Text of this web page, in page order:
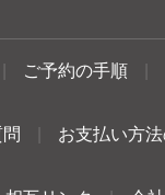
ご予約の手順
お支払い方